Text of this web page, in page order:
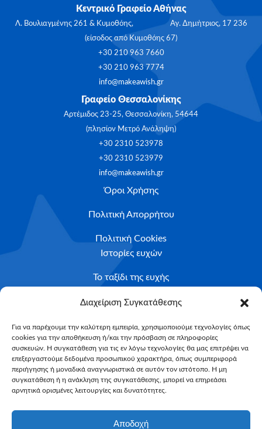
Διαχείριση Συγκατάθεσης
Για να παρέχουμε την καλύτερη εμπειρία, χρησιμοποιούμε τεχνολογίες όπως
cookies για την αποθήκευση ή/και την πρόσβαση σε πληροφορίες
συσκευών. Η συγκατάθεση για τις εν λόγω τεχνολογίες θα μας επιτρέψει να
επεξεργαστούμε δεδομένα προσωπικού χαρακτήρα, όπως συμπεριφορά
περιήγησης ή μοναδικά αναγνωριστικά σε αυτόν τον ιστότοπο. Η μη
συγκατάθεση ή η ανάκληση της συγκατάθεσης, μπορεί να επηρεάσει
αρνητικά ορισμένες λειτουργίες και δυνατότητες.
Αποδοχή
Κεντρικό Γραφείο Αθήνας
Λ. Βουλιαγμένης 261 & Κυμοθόης, Αγ. Δημήτριος, 17 236
(είσοδος από Κυμοθόης 67)
+30 210 963 7660
+30 210 963 7774
info@makeawish.gr
Γραφείο Θεσσαλονίκης
Αρτέμιδος 23-25, Θεσσαλονίκη, 54644
(πλησίον Μετρό Ανάληψη)
+30 2310 523978
+30 2310 523979
info@makeawish.gr
Όροι Χρήσης
Πολιτική Απορρήτου
Πολιτική Cookies
Ιστορίες ευχών
Το ταξίδι της ευχής
Κριτήρια Καταλληλότητας
Υποβολή Αιτήματος
NEWSLETTER
Email*